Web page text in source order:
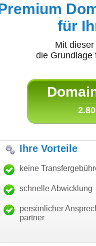
für
Mit
die
schnellen
Service!"
Thomas Schäfer
GmbH
"Ich bin
haben.
mein
Ihre Vorteile
keine
schnelle Abwicklung
persönlicher
partner